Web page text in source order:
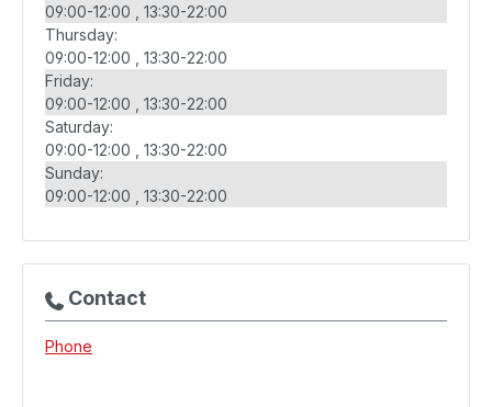
09:00-12:00
13:30-22:00
Thursday:
09:00-12:00
13:30-22:00
Friday:
09:00-12:00
13:30-22:00
Saturday:
09:00-12:00
13:30-22:00
Sunday:
09:00-12:00
13:30-22:00
Contact
Phone